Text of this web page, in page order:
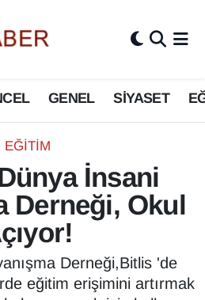
GENEL SİYASET
EĞİTİM
İnsani
Derneği, Okul
Derneği,Bitlis 'de
eğitim erişimini artırmak
Haritası
ve Fikstür